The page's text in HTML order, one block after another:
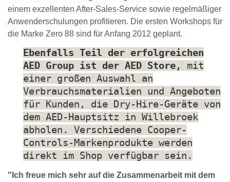
einem exzellenten After-Sales-Service sowie regelmäßiger
Anwenderschulungen profitieren. Die ersten Workshops für
die Marke Zero 88 sind für Anfang 2012 geplant.
Ebenfalls Teil der erfolgreichen
AED Group ist der AED Store, mit
einer großen Auswahl an
Verbrauchsmaterialien und Angeboten
für Kunden, die Dry-Hire-Geräte von
dem AED-Hauptsitz in Willebroek
abholen. Verschiedene Cooper-
Controls-Markenprodukte werden
direkt im Shop verfügbar sein.
"Ich freue mich sehr auf die Zusammenarbeit mit dem